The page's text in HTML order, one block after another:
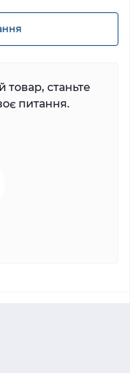
станьте
питання.